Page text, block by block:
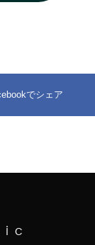
でシェア